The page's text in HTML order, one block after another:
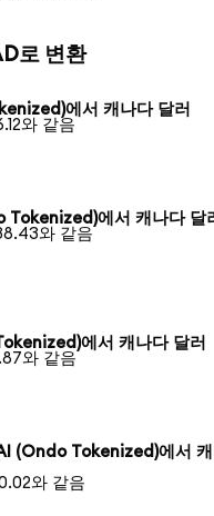
로 변환
에서 캐나다 달러
와 같음
Tokenized)에서 캐나다 달
와 같음
에서 캐나다 달러
와 같음
(Ondo Tokenized)에서
와 같음